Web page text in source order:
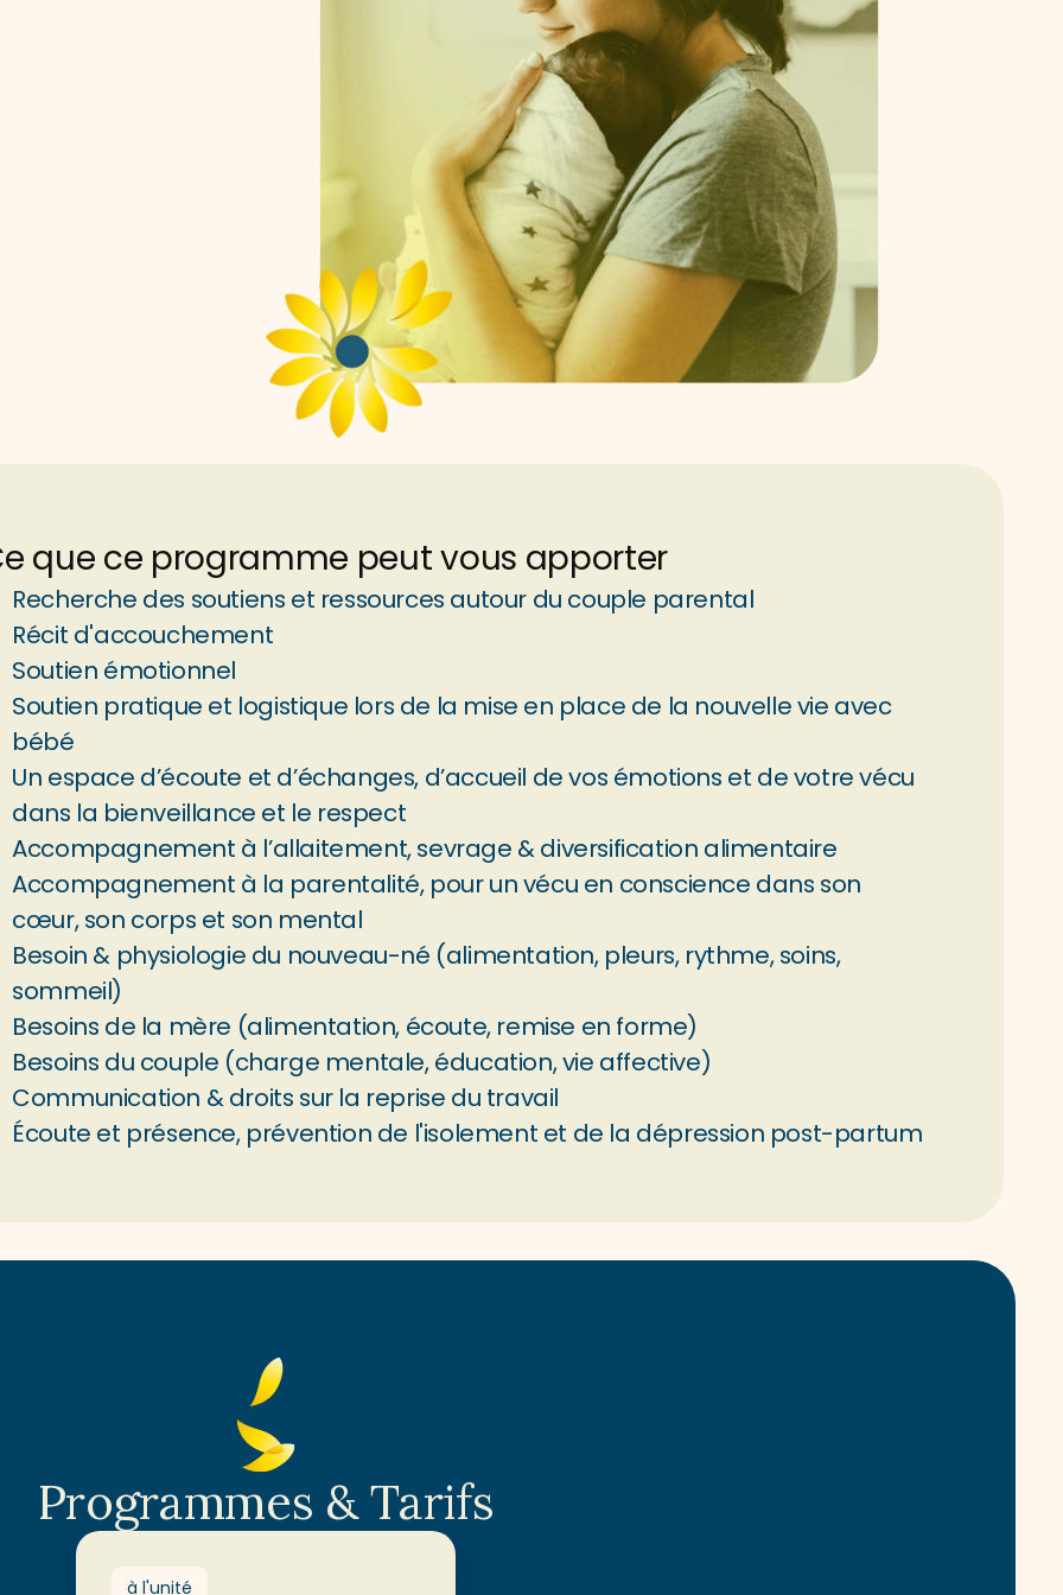
que ce programme peut vous apporter
Recherche des soutiens et ressources autour du couple parental
Récit d'accouchement
Soutien émotionnel
Soutien pratique et logistique lors de la mise en place de la nouvelle vie avec
bébé
Un espace d’écoute et d’échanges, d’accueil de vos émotions et de votre vécu
dans la bienveillance et le respect
Accompagnement à l’allaitement, sevrage & diversification alimentaire
Accompagnement à la parentalité, pour un vécu en conscience dans son
cœur, son corps et son mental
Besoin & physiologie du nouveau-né (alimentation, pleurs, rythme, soins,
sommeil)
Besoins de la mère (alimentation, écoute, remise en forme)
Besoins du couple (charge mentale, éducation, vie affective)
Communication & droits sur la reprise du travail
Écoute et présence, prévention de l'isolement et de la dépression post-partum
Programmes & Tarifs
à l'unité